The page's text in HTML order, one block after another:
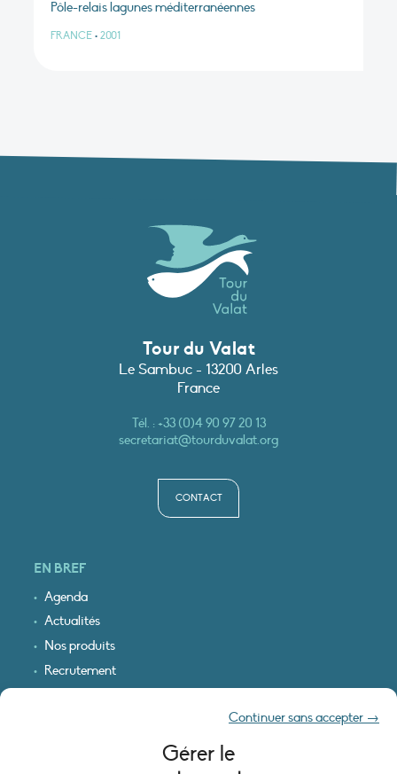
Gérer le
Continuer sans accepter →
Pôle-relais lagunes méditerranéennes
FRANCE • 2001
Tour du Valat
Le Sambuc - 13200 Arles
France
Tél. :+33 (0)4 90 97 20 13
secretariat@tourduvalat.org
CONTACT
EN BREF
Agenda
Actualités
Nos produits
Recrutement
INFORMATIONS LÉGALES